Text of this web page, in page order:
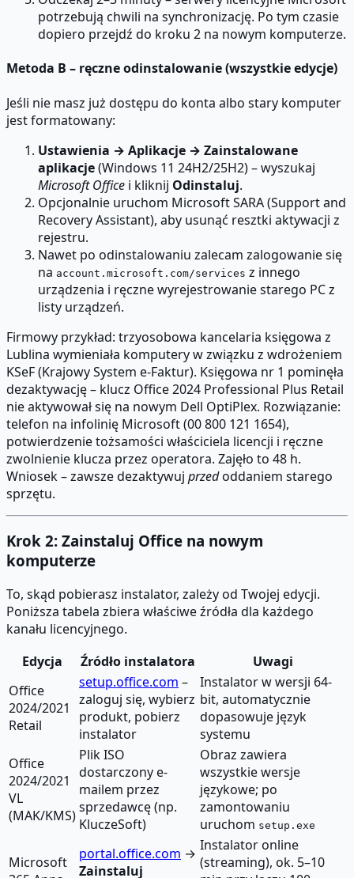
potrzebują chwili na synchronizację. Po tym czasie
dopiero przejdź do kroku 2 na nowym komputerze.
Metoda B – ręczne odinstalowanie (wszystkie edycje)
Jeśli nie masz już dostępu do konta albo stary komputer
jest formatowany:
Ustawienia → Aplikacje → Zainstalowane
aplikacje(Windows 11 24H2/25H2) – wyszukaj
Microsoft Office i kliknij Odinstaluj.
Opcjonalnie uruchom Microsoft SARA (Support and
Recovery Assistant), aby usunąć resztki aktywacji z
rejestru.
Nawet po odinstalowaniu zalecam zalogowanie się
na account.microsoft.com/services z innego
urządzenia i ręczne wyrejestrowanie starego PC z
listy urządzeń.
Firmowy przykład: trzyosobowa kancelaria księgowa z
Lublina wymieniała komputery w związku z wdrożeniem
KSeF (Krajowy System e-Faktur). Księgowa nr 1 pominęła
dezaktywację – klucz Office 2024 Professional Plus Retail
nie aktywował się na nowym Dell OptiPlex. Rozwiązanie:
telefon na infolinię Microsoft (00 800 121 1654),
potwierdzenie tożsamości właściciela licencji i ręczne
zwolnienie klucza przez operatora. Zajęło to 48 h.
Wniosek – zawsze dezaktywuj przedoddaniem starego
sprzętu.
Krok 2: Zainstaluj Office na nowym
komputerze
To, skąd pobierasz instalator, zależy od Twojej edycji.
Poniższa tabela zbiera właściwe źródła dla każdego
kanału licencyjnego.
Edycja
Źródło instalatora
Uwagi
Office
2024/2021
Retail
setup.office.com –
zaloguj się, wybierz
produkt, pobierz
instalator
Instalator w wersji 64-
bit, automatycznie
dopasowuje język
systemu
Office
2024/2021
VL
(MAK/KMS)
Plik ISO
dostarczony e-
mailem przez
sprzedawcę (np.
KluczeSoft)
Obraz zawiera
wszystkie wersje
językowe; po
zamontowaniu
uruchom setup.exe
Microsoft
portal.office.com →
Zainstaluj
Instalator online
(streaming), ok. 5–10